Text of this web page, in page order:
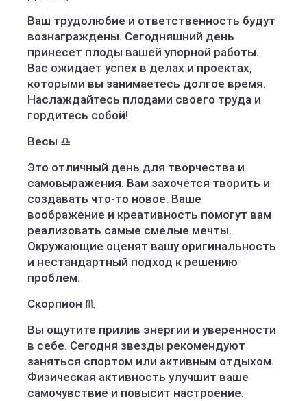
Ваш трудолюбие и ответственность будут
вознаграждены. Сегодняшний день
принесет плоды вашей упорной работы.
Вас ожидает успех в делах и проектах,
которыми вы занимаетесь долгое время.
Наслаждайтесь плодами своего труда и
гордитесь собой!
Весы ♎️
Это отличный день для творчества и
самовыражения. Вам захочется творить и
создавать что-то новое. Ваше
воображение и креативность помогут вам
реализовать самые смелые мечты.
Окружающие оценят вашу оригинальность
и нестандартный подход к решению
проблем.
Скорпион ♏️
Вы ощутите прилив энергии и уверенности
в себе. Сегодня звезды рекомендуют
заняться спортом или активным отдыхом.
Физическая активность улучшит ваше
самочувствие и повысит настроение.